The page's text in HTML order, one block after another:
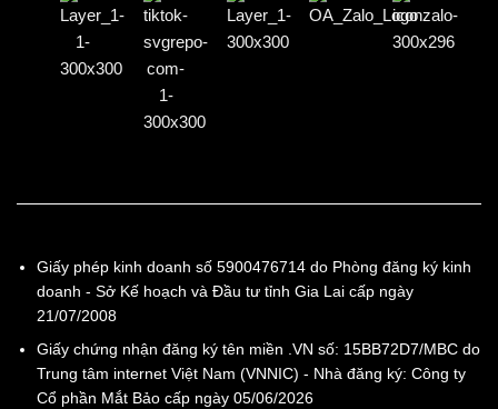
Giấy phép kinh doanh số 5900476714 do Phòng đăng ký kinh
doanh - Sở Kế hoạch và Đầu tư tỉnh Gia Lai cấp ngày
21/07/2008
Giấy chứng nhận đăng ký tên miền .VN số: 15BB72D7/MBC do
Trung tâm internet Việt Nam (VNNIC) - Nhà đăng ký: Công ty
Cổ phần Mắt Bảo cấp ngày 05/06/2026